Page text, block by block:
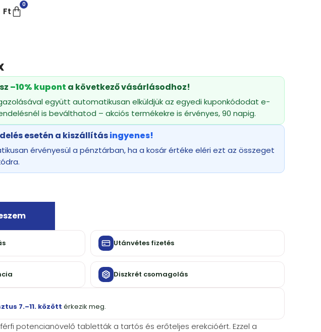
Ft
0
–10% kupont a következő vásárlásodhoz!
együtt automatikusan elküldjük az egyedi kuponkódodat e-
is beválthatod – akciós termékekre is érvényes, 90 napig.
esetén a kiszállításingyenes!
érvényesül a pénztárban, ha a kosár értéke eléri ezt az összeget
Utánvétes fizetés
Diszkrét csomagolás
7.–11. között érkezik meg.
potencianövelő tabletták a tartós és erőteljes erekcióért. Ezzel a